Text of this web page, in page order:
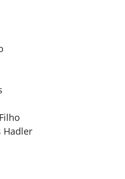
Hadler